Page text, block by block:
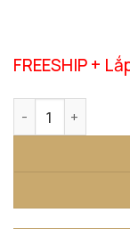
FREESHIP +